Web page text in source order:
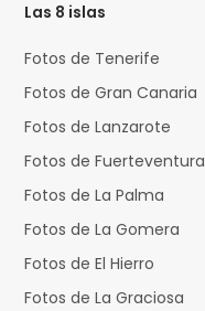
Las 8 islas
Fotos de Tenerife
Fotos de Gran Canaria
Fotos de Lanzarote
Fotos de Fuerteventura
Fotos de La Palma
Fotos de La Gomera
Fotos de El Hierro
Fotos de La Graciosa